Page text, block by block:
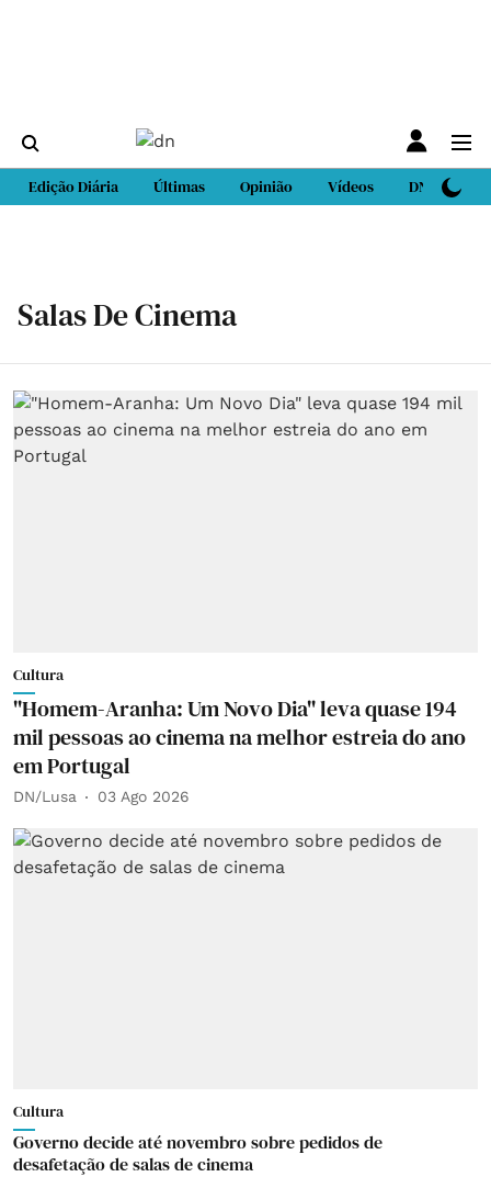
Edição Diária Últimas Opinião Vídeos DN Sport
Salas De Cinema
Cultura
"Homem-Aranha: Um Novo Dia" leva quase 194
mil pessoas ao cinema na melhor estreia do ano
em Portugal
DN/Lusa 03 Ago 2026
Cultura
Governo decide até novembro sobre pedidos de
desafetação de salas de cinema